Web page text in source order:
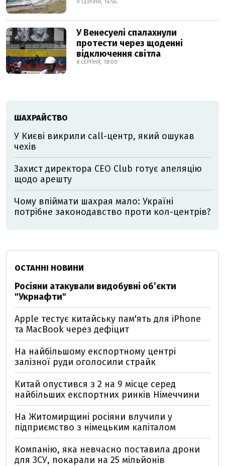
9 СЕРПНЯ, 14:56
У Венесуелі спалахнули
протести через щоденні
відключення світла
8 СЕРПНЯ, 18:00
ШАХРАЙСТВО
У Києві викрили call-центр, який ошукав
чехів
Захист директора CEO Club готує апеляцію
щодо арешту
Чому впіймати шахрая мало: Україні
потрібне законодавство проти кол-центрів?
ОСТАННІ НОВИНИ
Росіяни атакували видобувні обʼєкти
"Укрнафти"
Apple тестує китайську пам'ять для iPhone
та MacBook через дефіцит
На найбільшому експортному центрі
залізної руди оголосили страйк
Китай опустився з 2 на 9 місце серед
найбільших експортних ринків Німеччини
На Житомирщині росіяни влучили у
підприємство з німецьким капіталом
Компанію, яка невчасно поставила дрони
для ЗСУ, покарали на 25 мільйонів